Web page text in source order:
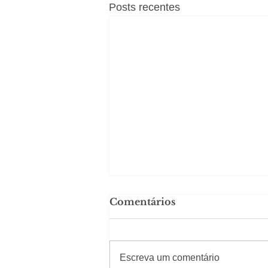
Posts recentes
Comentários
Escreva um comentário
#Sugestões